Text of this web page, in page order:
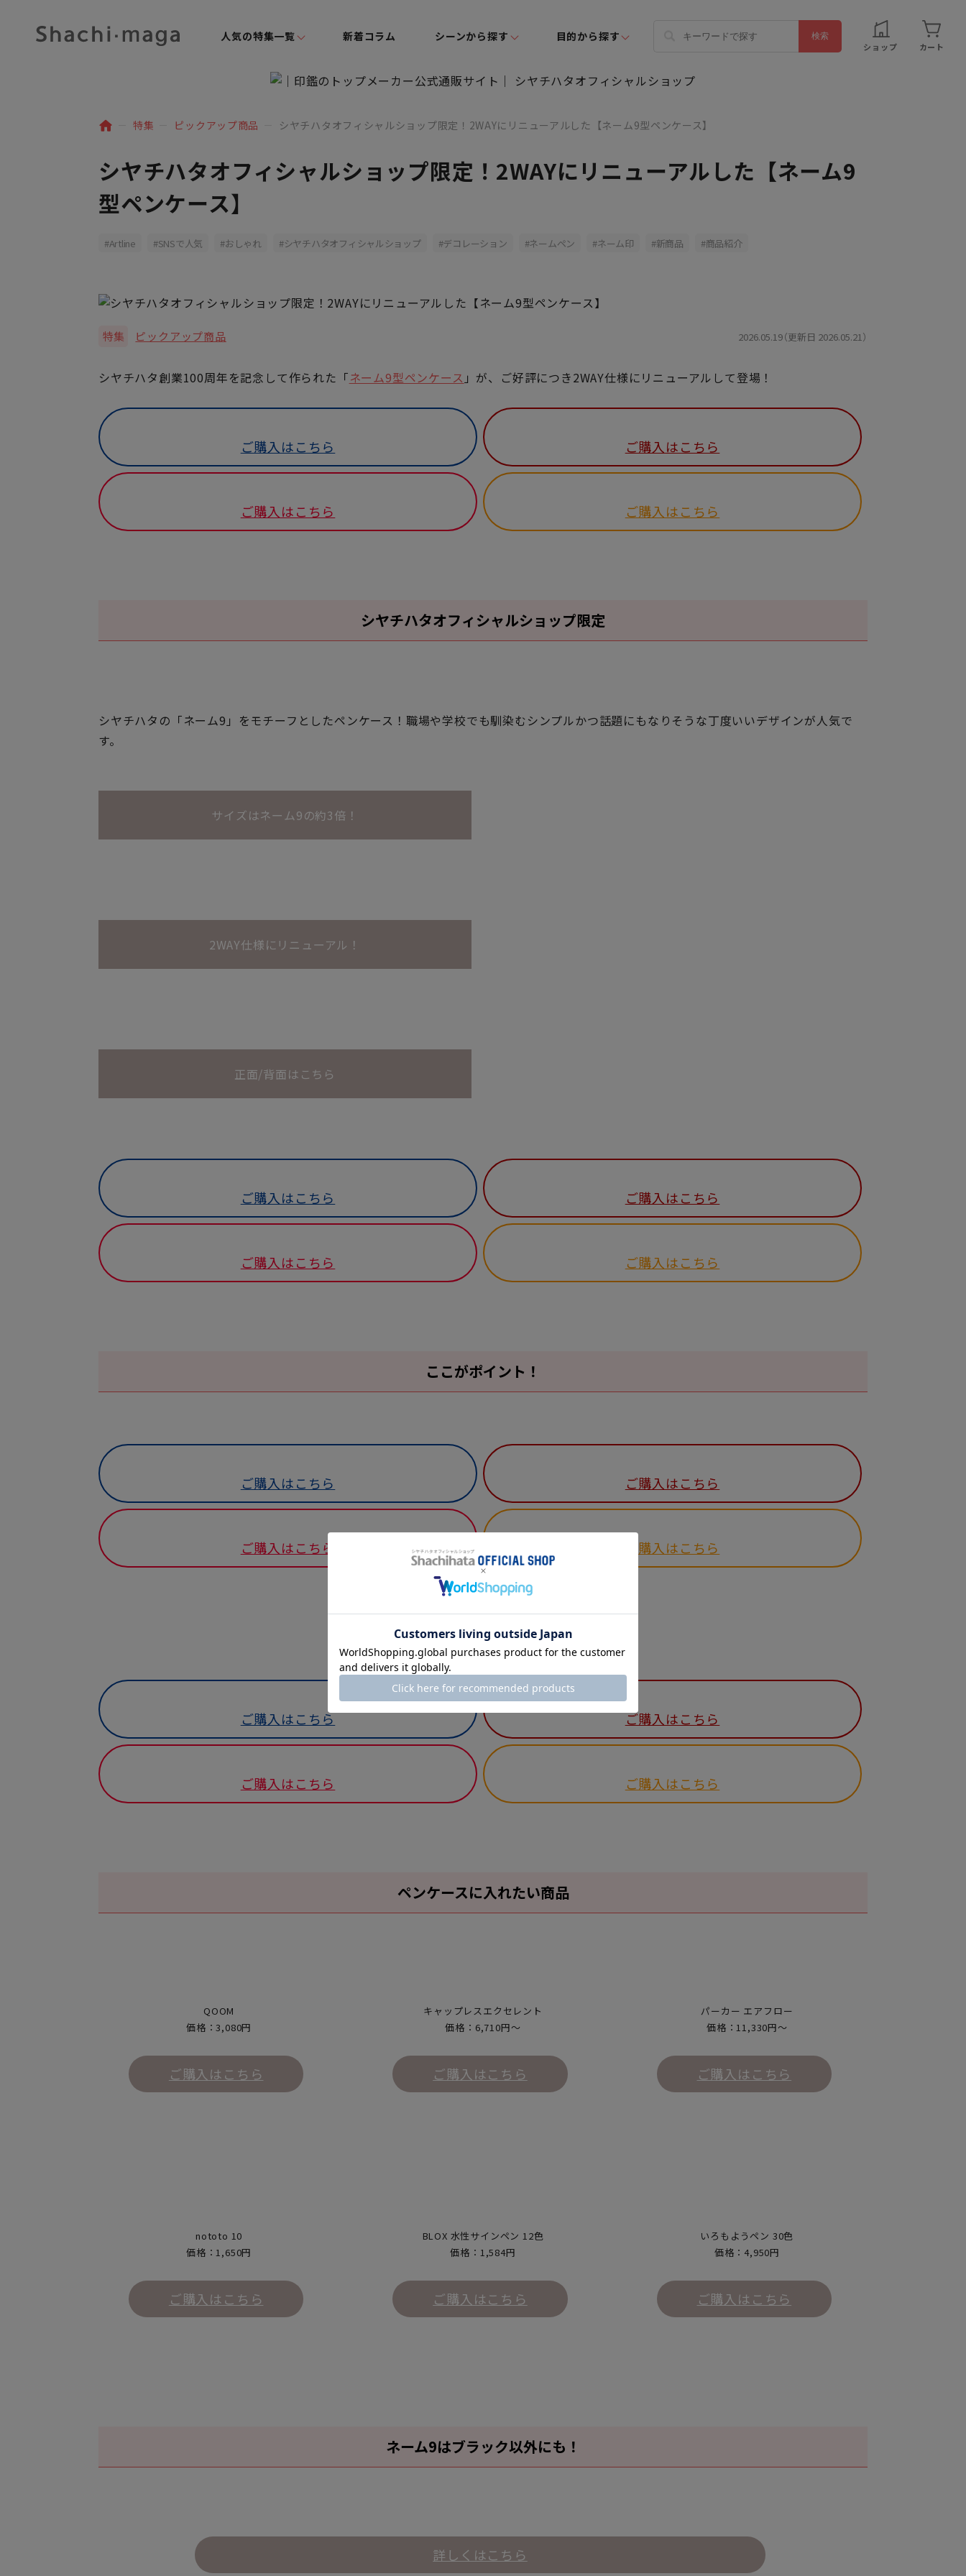
人気の特集一覧 新着コラム シーンから探す 目的から探す
ショップ カート
特集 ピックアップ商品 シヤチハタオフィシャルショップ限定！2WAYにリニューアルした【ネーム9型ペンケース】
シヤチハタオフィシャルショップ限定！2WAYにリニューアルした【ネーム9
型ペンケース】
Artline SNSで人気 おしゃれ シヤチハタオフィシャルショップ デコレーション ネームペン ネーム印 新商品 商品紹介
特集 ピックアップ商品 2026.05.19（更新日 2026.05.21）
シヤチハタ創業100周年を記念して作られた「ネーム9型ペンケース 」が、ご好評につき2WAY仕様にリニューアルして登場！
ご購入はこちら ご購入はこちら
ご購入はこちら ご購入はこちら
シヤチハタオフィシャルショップ限定
シヤチハタの「ネーム9」をモチーフとしたペンケース！職場や学校でも馴染むシンプルかつ話題にもなりそうな丁度いいデザインが人気で
す。
サイズはネーム9の約3倍！
2WAY仕様にリニューアル！
正面/背面はこちら
ご購入はこちら ご購入はこちら
ご購入はこちら ご購入はこちら
ここがポイント！
ご購入はこちら ご購入はこちら
ご購入はこちら ご購入はこちら
ご購入はこちら ご購入はこちら
ご購入はこちら ご購入はこちら
ペンケースに入れたい商品
QOOM
価格：3,080円
ご購入はこちら
キャップレスエクセレント
価格：6,710円～
ご購入はこちら
パーカー エアフロー
価格：11,330円～
ご購入はこちら
nototo 10
価格：1,650円
ご購入はこちら
BLOX 水性サインペン 12色
価格：1,584円
ご購入はこちら
いろもようペン 30色
価格：4,950円
ご購入はこちら
ネーム9はブラック以外にも！
詳しくはこちら